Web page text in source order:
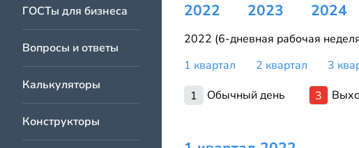
ГОСТы для бизнеса
Вопросы и ответы
Калькуляторы
Конструкторы
2022 2023 2024
2022 (6-дневная рабочая
1 квартал
2 квартал 3
1
Обычный день 3